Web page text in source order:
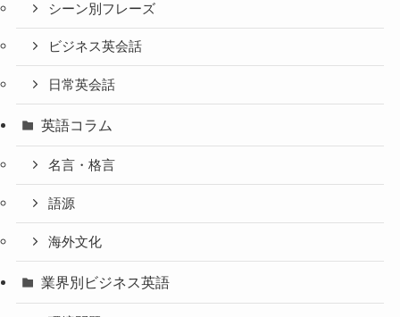
シーン別フレーズ
ビジネス英会話
日常英会話
英語コラム
名言・格言
語源
海外文化
業界別ビジネス英語